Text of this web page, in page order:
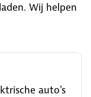
Wij helpen
auto's